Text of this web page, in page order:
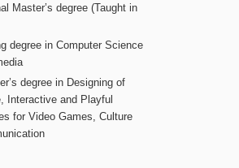
Master’s degree (Taught in
degree in Computer Science
degree in Designing of
Interactive and Playful
for Video Games, Culture